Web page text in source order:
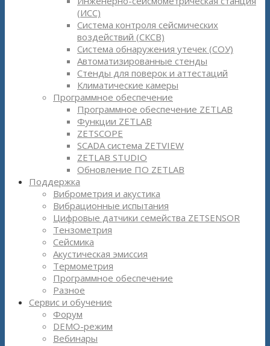
(ИСС)
Система контроля сейсмических
воздействий (СКСВ)
Система обнаружения утечек (СОУ)
Автоматизированные стенды
Стенды для поверок и аттестаций
Климатические камеры
Программное обеспечение
Программное обеспечение ZETLAB
Функции ZETLAB
ZETSCOPE
SCADA система ZETVIEW
ZETLAB STUDIO
Обновление ПО ZETLAB
Поддержка
Виброметрия и акустика
Вибрационные испытания
Цифровые датчики семейства ZETSENSOR
Тензометрия
Сейсмика
Акустическая эмиссия
Термометрия
Программное обеспечение
Разное
Сервис и обучение
Форум
DEMO-режим
Вебинары